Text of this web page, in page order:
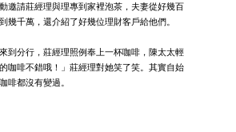
邀請莊經理與理專到家裡泡茶，夫妻從好幾百
幾千萬，還介紹了好幾位理財客戶給他們。
到分行，莊經理照例奉上一杯咖啡，陳太太輕
咖啡不錯哦！」莊經理對她笑了笑。其實自始
啡都沒有變過。